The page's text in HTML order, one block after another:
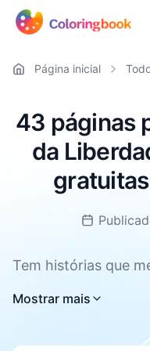
Página inicial
43 páginas
da
Tem histórias que
do mundo como
Mostrar mais